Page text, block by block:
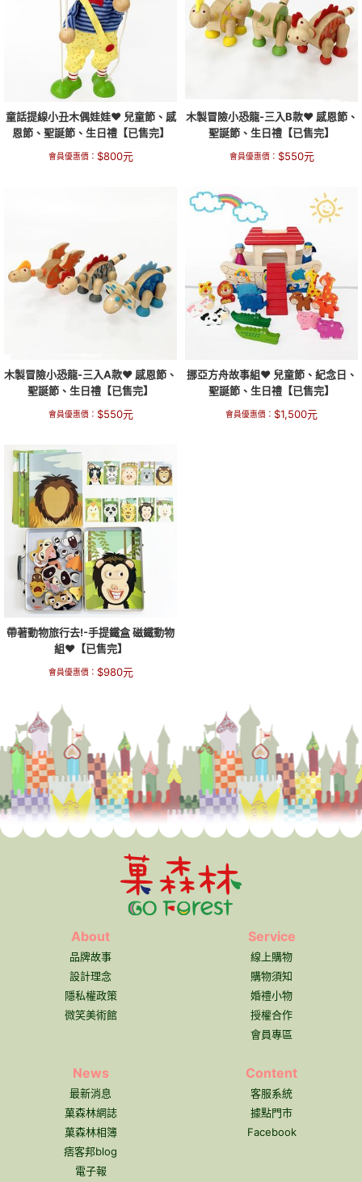
童話提線小丑木偶娃娃❤ 兒童節、感
恩節、聖誕節、生日禮【已售完】
會員優惠價： $800元
木製冒險小恐龍-三入B款❤ 感恩節、
聖誕節、生日禮【已售完】
會員優惠價： $550元
木製冒險小恐龍-三入A款❤ 感恩節、
聖誕節、生日禮【已售完】
會員優惠價： $550元
挪亞方舟故事組❤ 兒童節、紀念日、
聖誕節、生日禮【已售完】
會員優惠價： $1,500元
帶著動物旅行去!-手提鐵盒 磁鐵動物
組❤【已售完】
會員優惠價： $980元
About
品牌故事
設計理念
隱私權政策
微笑美術館
Service
線上購物
購物須知
婚禮小物
授權合作
會員專區
News
最新消息
菓森林網誌
菓森林相簿
痞客邦blog
電子報
Content
客服系統
據點門市
Facebook